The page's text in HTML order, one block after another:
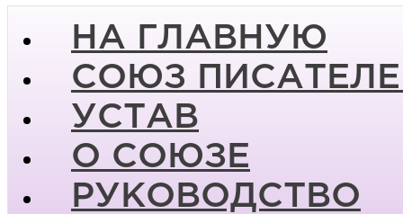
НА ГЛАВНУЮ
СОЮЗ
УСТАВ
О СОЮЗЕ
РУКОВОДСТВО